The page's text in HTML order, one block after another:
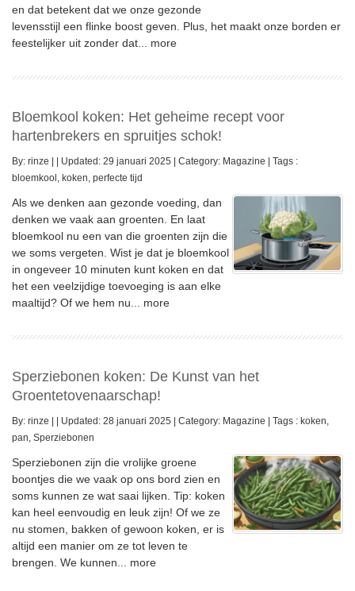
en dat betekent dat we onze gezonde
levensstijl een flinke boost geven. Plus, het maakt onze borden er
feestelijker uit zonder dat... more
Bloemkool koken: Het geheime recept voor
hartenbrekers en spruitjes schok!
By:rinze Updated: 29 januari 2025 Category: Magazine
Tags :
bloemkool , koken,perfecte tijd
Als we denken aan gezonde voeding, dan
denken we vaak aan groenten. En laat
bloemkool nu een van die groenten zijn die
we soms vergeten. Wist je dat je bloemkool
in ongeveer 10 minuten kunt koken en dat
het een veelzijdige toevoeging is aan elke
maaltijd? Of we hem nu... more
Sperziebonen koken: De Kunst van het
Groentetovenaarschap!
By:rinze Updated: 28 januari 2025 Category: Magazine Tags : koken,
pan,Sperziebonen
Sperziebonen zijn die vrolijke groene
boontjes die we vaak op ons bord zien en
soms kunnen ze wat saai lijken. Tip: koken
kan heel eenvoudig en leuk zijn! Of we ze
nu stomen, bakken of gewoon koken, er is
altijd een manier om ze tot leven te
brengen. We kunnen... more